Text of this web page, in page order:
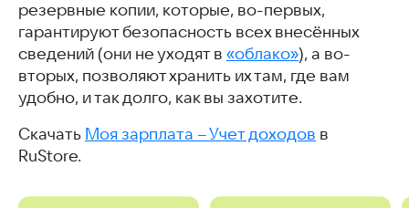
резервные копии, которые, во-первых,
гарантируют безопасность всех внесённых
сведений (они не уходят в «облако»), а во-
вторых, позволяют хранить их там, где вам
удобно, и так долго, как вы захотите.
Скачать Моя зарплата – Учет доходов в
RuStore.